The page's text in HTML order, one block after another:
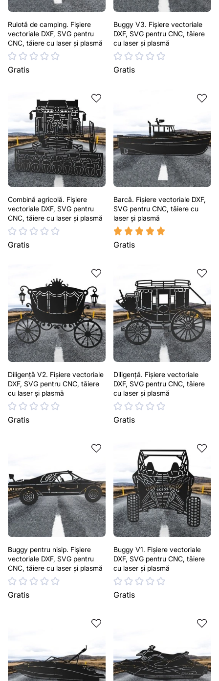
Rulotă de camping. Fișiere
vectoriale DXF, SVG pentru
CNC, tăiere cu laser și plasmă
Gratis
Buggy V3. Fișiere vectoriale
DXF, SVG pentru CNC, tăiere
cu laser și plasmă
Gratis
Combină agricolă. Fișiere
vectoriale DXF, SVG pentru
CNC, tăiere cu laser și plasmă
Gratis
Barcă. Fișiere vectoriale DXF,
SVG pentru CNC, tăiere cu
laser și plasmă
Gratis
Diligență V2. Fișiere vectoriale
DXF, SVG pentru CNC, tăiere
cu laser și plasmă
Gratis
Diligență. Fișiere vectoriale
DXF, SVG pentru CNC, tăiere
cu laser și plasmă
Gratis
Buggy pentru nisip. Fișiere
vectoriale DXF, SVG pentru
CNC, tăiere cu laser și plasmă
Gratis
Buggy V1. Fișiere vectoriale
DXF, SVG pentru CNC, tăiere
cu laser și plasmă
Gratis